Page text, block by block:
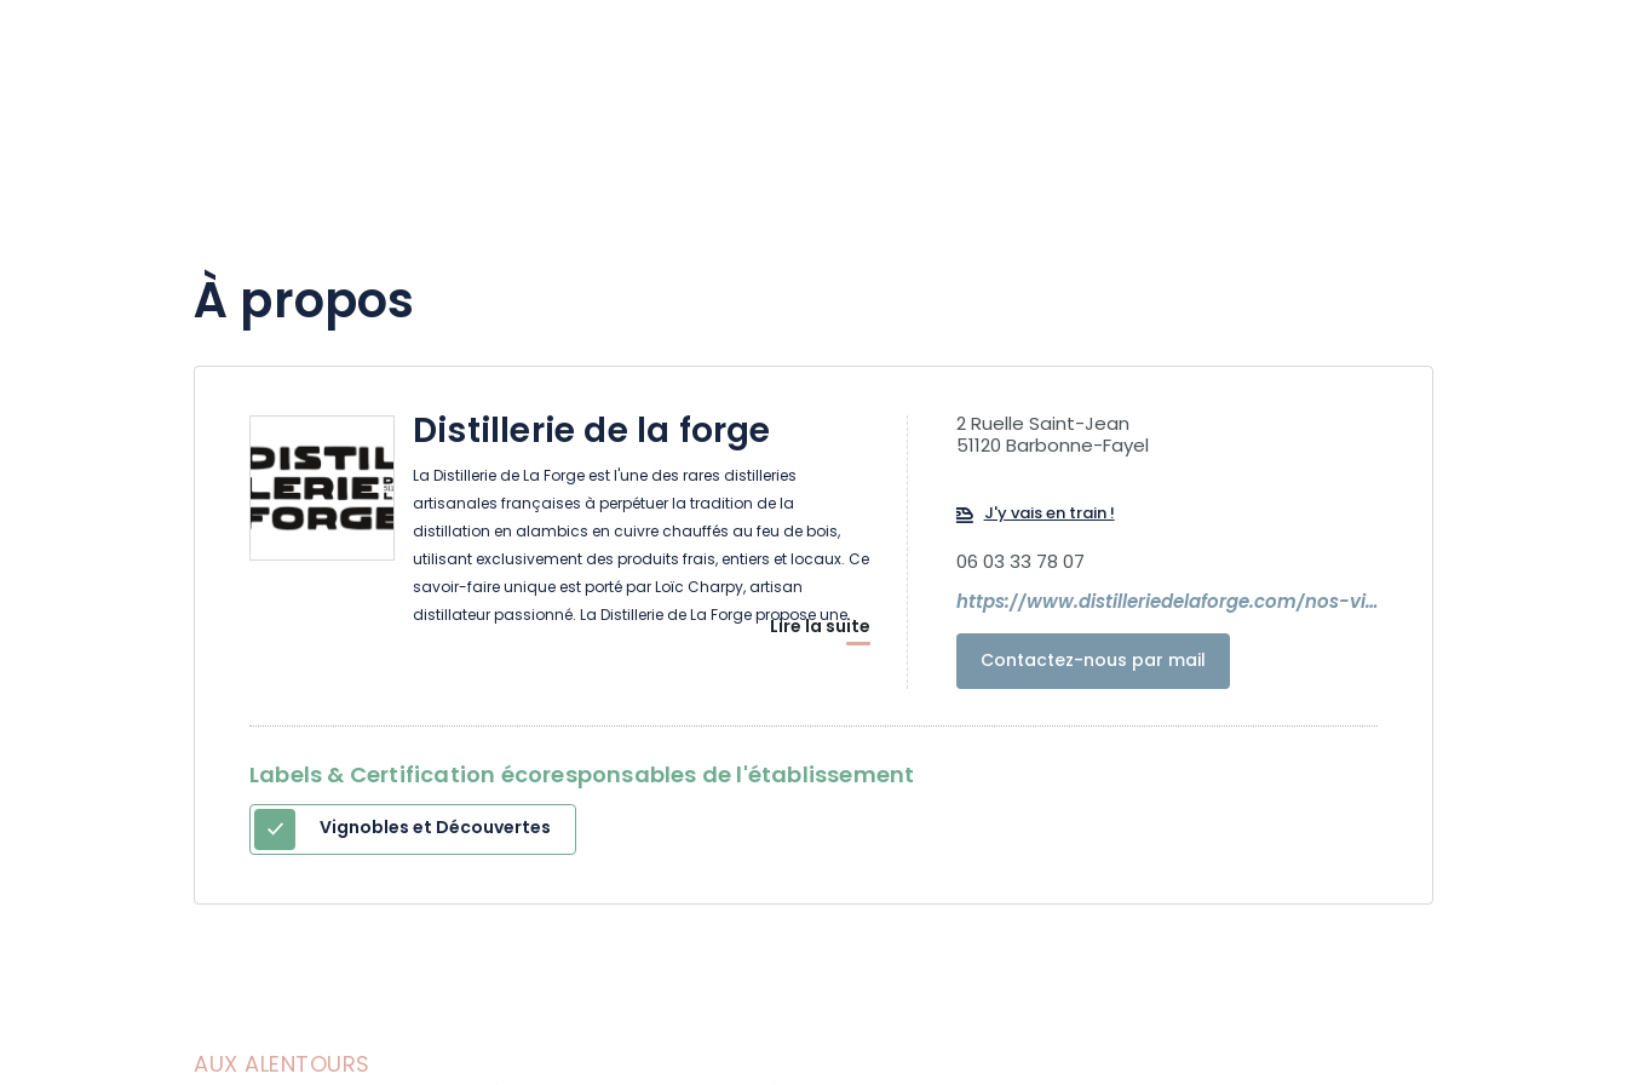
À propos
Distillerie de la forge
La Distillerie de La Forge est l'une des rares distilleries
artisanales françaises à perpétuer la tradition de la
distillation en alambics en cuivre chauffés au feu de bois,
utilisant exclusivement des produits frais, entiers et locaux. Ce
savoir-faire unique est porté par Loïc Charpy, artisan
distillateur passionné. La Distillerie de La Forge propose une
large gamme exclusive d'eaux-de-vie naturelles, de liqueurs
Lire la suite
2 Ruelle Saint-Jean
51120 Barbonne-Fayel
J'y vais en train !
06 03 33 78 07
https://www.distilleriedelaforge.com/nos-visites/
Contactez-nous par mail
Labels & Certification écoresponsables de l'établissement
Vignobles et Découvertes
AUX ALENTOURS